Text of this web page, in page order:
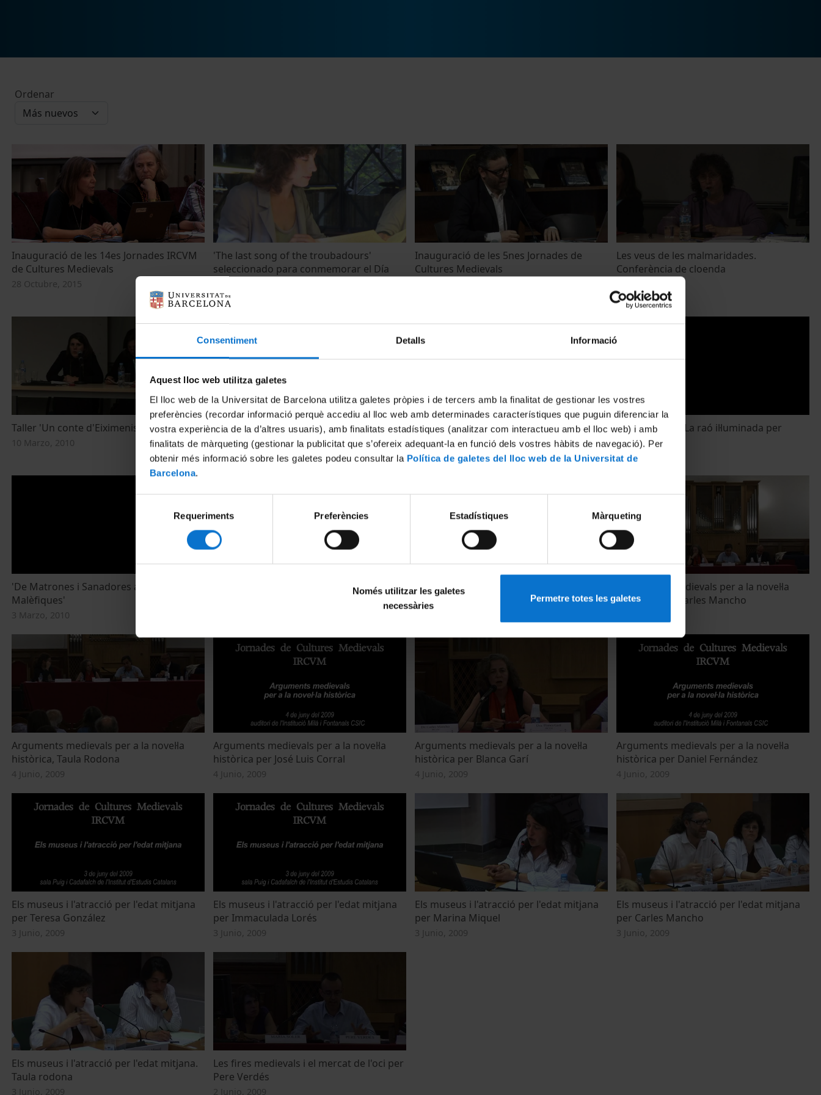
Consentiment Detalls Informació
Aquest lloc web utilitza galetes
El lloc web de la Universitat de Barcelona utilitza galetes pròpies i de tercers amb la finalitat de gestionar les vostres
preferències (recordar informació perquè accediu al lloc web amb determinades característiques que puguin diferenciar la
vostra experiència de la d’altres usuaris), amb finalitats estadístiques (analitzar com interactueu amb el lloc web) i amb
finalitats de màrqueting (gestionar la publicitat que s’ofereix adequant-la en funció dels vostres hàbits de navegació). Per
obtenir més informació sobre les galetes podeu consultar la Política de galetes del lloc web de la Universitat de
Barcelona.
consentiment
Requeriments Preferències Estadístiques Màrqueting
Només utilitzar les galetes
necessàries
Permetre totes les galetes
Ordenar
Inauguració de les 14es Jornades IRCVM
de Cultures Medievals
28 Octubre, 2015
'The last song of the troubadours'
seleccionado para conmemorar el Día
19 Noviembre, 2013
Inauguració de les 5nes Jornades de
Cultures Medievals
Les veus de les malmaridades.
Conferència de cloenda
Taller 'Un conte d'Eiximenis'
10 Marzo, 2010
'Pràctiques femenines de relació davant
la violència sexual'
10 Marzo, 2010
Taller 'De llibertats i repressions'
3 Marzo, 2010
'Les Beguines. La raó il·luminada per
l'amor'
3 Marzo, 2010
'De Matrones i Sanadores a Bruixes i
Malèfiques'
3 Marzo, 2010
Teatre per a textos medievals, Taula
Teatre per a textos medievals per
Meritxell Simó
Arguments medievals per a la novel·la
històrica per Carles Mancho
Arguments medievals per a la novel·la
històrica, Taula Rodona
4 Junio, 2009
Arguments medievals per a la novel·la
històrica per José Luis Corral
4 Junio, 2009
Arguments medievals per a la novel·la
històrica per Blanca Garí
4 Junio, 2009
Arguments medievals per a la novel·la
històrica per Daniel Fernández
4 Junio, 2009
Els museus i l'atracció per l'edat mitjana
per Teresa González
3 Junio, 2009
Els museus i l'atracció per l'edat mitjana
per Immaculada Lorés
3 Junio, 2009
Els museus i l'atracció per l'edat mitjana
per Marina Miquel
3 Junio, 2009
Els museus i l'atracció per l'edat mitjana
per Carles Mancho
3 Junio, 2009
Els museus i l'atracció per l'edat mitjana.
Taula rodona
3 Junio, 2009
Les fires medievals i el mercat de l'oci per
Pere Verdés
2 Junio, 2009